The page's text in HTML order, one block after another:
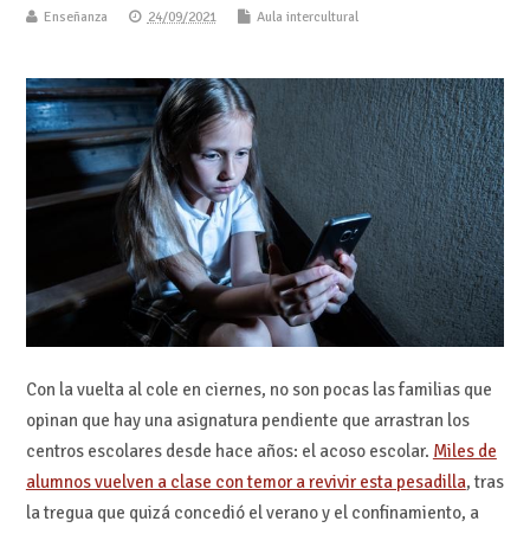
Enseñanza 24/09/2021 Aula intercultural
Con la vuelta al cole en ciernes, no son pocas las familias que
opinan que hay una asignatura pendiente que arrastran los
centros escolares desde hace años: el acoso escolar. Miles de
alumnos vuelven a clase con temor a revivir esta pesadilla, tras
la tregua que quizá concedió el verano y el confinamiento, a